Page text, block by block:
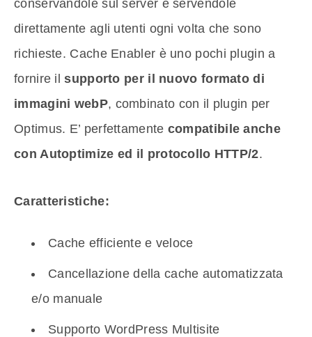
conservandole sul server e servendole
direttamente agli utenti ogni volta che sono
richieste. Cache Enabler è uno pochi plugin a
fornire ilsupporto per il nuovo formato di
immagini webP, combinato con il plugin per
Optimus. E’ perfettamente compatibile anche
con Autoptimize ed il protocollo HTTP/2.
Caratteristiche:
Cache efficiente e veloce
Cancellazione della cache automatizzata
e/o manuale
Supporto WordPress Multisite